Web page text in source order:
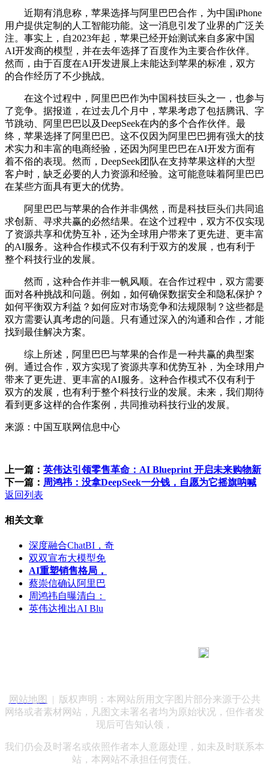
近期有消息称，苹果选择与阿里巴巴合作，为中国iPhone
用户提供定制的人工智能功能。这一消息引发了业界的广泛关
注。事实上，自2023年起，苹果已经开始测试来自多家中国
AI开发商的模型，并在去年选择了百度作为主要合作伙伴。
然而，由于百度在AI开发进展上未能达到苹果的标准，双方
的合作经历了不少挑战。
在这个过程中，阿里巴巴作为中国科技巨头之一，也参与
了竞争。据报道，在过去几个月中，苹果考虑了包括腾讯、字
节跳动、阿里巴巴以及DeepSeek在内的多个合作伙伴。最
终，苹果选择了阿里巴巴。这不仅因为阿里巴巴拥有强大的技
术实力和丰富的电商经验，还因为阿里巴巴在AI开发方面有
着不俗的表现。然而，DeepSeek团队在支持苹果这样的大型
客户时，缺乏必要的人力资源和经验。这可能意味着阿里巴巴
在某些方面具有更大的优势。
阿里巴巴与苹果的合作并非偶然，而是科技巨头们共同追
求创新、寻求共赢的必然结果。在这个过程中，双方不仅实现
了资源共享和优势互补，还为全球用户带来了更先进、更丰富
的AI服务。这种合作模式不仅有利于双方的发展，也有利于
整个科技行业的发展。
然而，这种合作并非一帆风顺。在合作过程中，双方需要
面对各种挑战和问题。例如，如何确保数据安全和隐私保护？
如何平衡双方利益？如何应对市场竞争和法规限制？这些都是
双方需要认真考虑的问题。只有通过深入的沟通和合作，才能
找到最佳解决方案。
综上所述，阿里巴巴与苹果的合作是一种共赢的典型案
例。通过合作，双方实现了资源共享和优势互补，为全球用户
带来了更先进、更丰富的AI服务。这种合作模式不仅有利于
双方的发展，也有利于整个科技行业的发展。未来，我们期待
看到更多这样的合作案例，共同推动科技行业的发展。
来源：中国互联网信息中心
上一篇： 英伟达引领零售革命：AI Blueprint 开启未来购物新
下一篇： 周鸿祎：没拿DeepSeek一分钱，自愿为它摇旗呐喊
返回列表
相关文章
深度融合ChatBI，奇
双双宣布大模型免
AI重塑销售格局，
蔡崇信确认阿里巴
周鸿祎自曝清白：
英伟达推出AI Blu
网站地图
| 版权声明：本网站所用文字图片部分来源于公共
网络或者素材网站，凡图文未署名者均为原始状况，但作者发
现后可告知认领，
我们仍会及时署名或依照作者本人意愿处理，如未及时联系本
站，本网站不承担任何责任。